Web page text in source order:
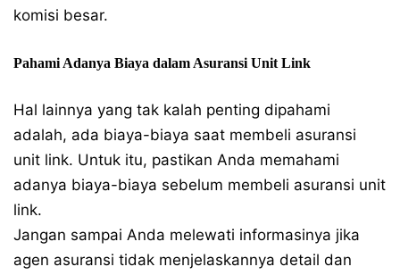
komisi besar.
Pahami Adanya Biaya dalam Asuransi Unit Link
Hal lainnya yang tak kalah penting dipahami
adalah, ada biaya-biaya saat membeli asuransi
unit link. Untuk itu, pastikan Anda memahami
adanya biaya-biaya sebelum membeli asuransi unit
link.
Jangan sampai Anda melewati informasinya jika
agen asuransi tidak menjelaskannya detail dan